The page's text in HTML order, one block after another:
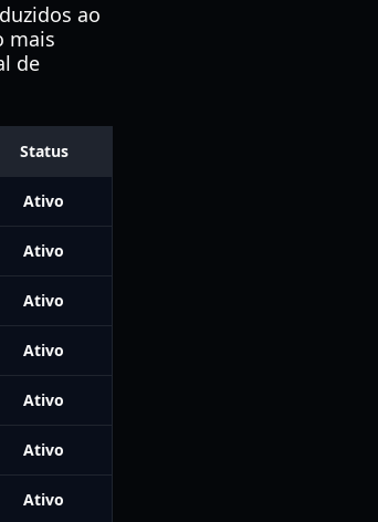
ao
mais
de
Status
Ativo
Ativo
Ativo
Ativo
Ativo
Ativo
Ativo